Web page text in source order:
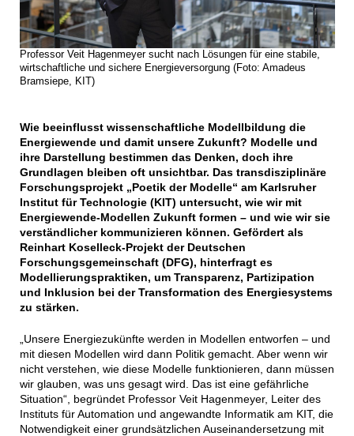
Professor Veit Hagenmeyer sucht nach Lösungen für eine stabile,
wirtschaftliche und sichere Energieversorgung (Foto: Amadeus
Bramsiepe, KIT)
Wie beeinflusst wissenschaftliche Modellbildung die
Energiewende und damit unsere Zukunft? Modelle und
ihre Darstellung bestimmen das Denken, doch ihre
Grundlagen bleiben oft unsichtbar. Das transdisziplinäre
Forschungsprojekt „Poetik der Modelle“ am Karlsruher
Institut für Technologie (KIT) untersucht, wie wir mit
Energiewende-Modellen Zukunft formen – und wie wir sie
verständlicher kommunizieren können. Gefördert als
Reinhart Koselleck-Projekt der Deutschen
Forschungsgemeinschaft (DFG), hinterfragt es
Modellierungspraktiken, um Transparenz, Partizipation
und Inklusion bei der Transformation des Energiesystems
zu stärken.
„Unsere Energiezukünfte werden in Modellen entworfen – und
mit diesen Modellen wird dann Politik gemacht. Aber wenn wir
nicht verstehen, wie diese Modelle funktionieren, dann müssen
wir glauben, was uns gesagt wird. Das ist eine gefährliche
Situation“, begründet Professor Veit Hagenmeyer, Leiter des
Instituts für Automation und angewandte Informatik am KIT, die
Notwendigkeit einer grundsätzlichen Auseinandersetzung mit